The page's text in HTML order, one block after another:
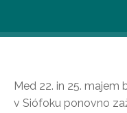
Med 22. in 25.
v Siófoku ponovno